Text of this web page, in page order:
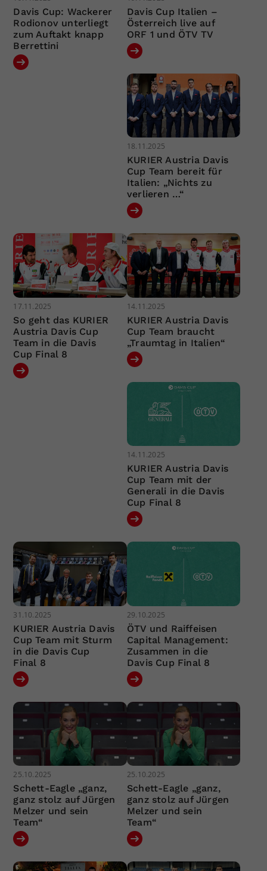
Davis Cup: Wackerer
Rodionov unterliegt
zum Auftakt knapp
Berrettini
Davis Cup Italien –
Österreich live auf
ORF 1 und ÖTV TV
18.11.2025
KURIER Austria Davis
Cup Team bereit für
Italien: „Nichts zu
verlieren …“
17.11.2025
So geht das KURIER
Austria Davis Cup
Team in die Davis
Cup Final 8
14.11.2025
KURIER Austria Davis
Cup Team braucht
„Traumtag in Italien“
14.11.2025
KURIER Austria Davis
Cup Team mit der
Generali in die Davis
Cup Final 8
31.10.2025
KURIER Austria Davis
Cup Team mit Sturm
in die Davis Cup
Final 8
29.10.2025
ÖTV und Raiffeisen
Capital Management:
Zusammen in die
Davis Cup Final 8
25.10.2025
Schett-Eagle „ganz,
ganz stolz auf Jürgen
Melzer und sein
Team“
25.10.2025
Schett-Eagle „ganz,
ganz stolz auf Jürgen
Melzer und sein
Team“